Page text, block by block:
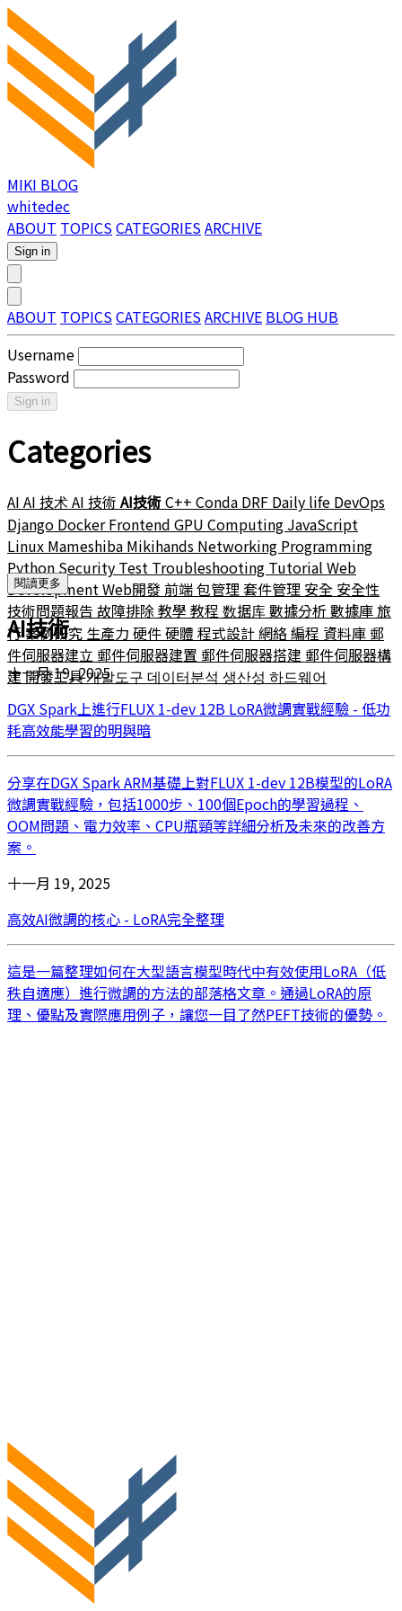
MIKI BLOG
whitedec
ABOUT TOPICSCATEGORIESARCHIVE
Sign in
ABOUT TOPICSCATEGORIESARCHIVE BLOG HUB
Username
Password
Sign in
Categories
AI AI 技术AI 技術 AI技術C++ Conda DRF Daily life DevOps
Django DockerFrontend GPU Computing JavaScript
Linux Mameshiba Mikihands Networking Programming
PythonSecurity Test Troubleshooting Tutorial Web
DevelopmentWeb開發前端包管理套件管理 安全 安全性
技術問題報告 故障排除教學 教程 数据库數據分析數據庫旅
行案例研究 生產力 硬件硬體 程式設計網絡編程 資料庫 郵
件伺服器建立 郵件伺服器建置 郵件伺服器搭建 郵件伺服器構
建開發工具개발도구 데이터분석 생산성 하드웨어
閱讀更多
AI技術
十一月 19, 2025
DGX Spark上進行FLUX 1-dev 12B LoRA微調實戰經驗 - 低功
耗高效能學習的明與暗
分享在DGX Spark ARM基礎上對FLUX 1-dev 12B模型的LoRA
微調實戰經驗，包括1000步、100個Epoch的學習過程、
OOM問題、電力效率、CPU瓶頸等詳細分析及未來的改善方
案。
十一月 19, 2025
高效AI微調的核心 - LoRA完全整理
這是一篇整理如何在大型語言模型時代中有效使用LoRA（低
秩自適應）進行微調的方法的部落格文章。通過LoRA的原
理、優點及實際應用例子，讓您一目了然PEFT技術的優勢。